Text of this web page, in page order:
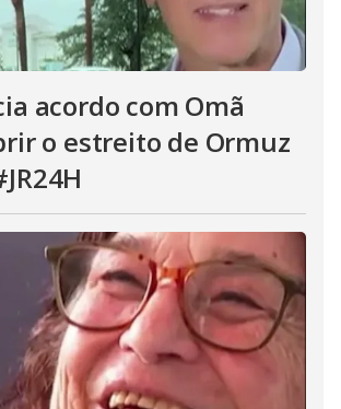
acordo com Omã
o estreito de Ormuz